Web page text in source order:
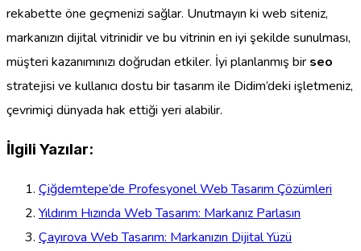
rekabette öne geçmenizi sağlar. Unutmayın ki web siteniz,
markanızın dijital vitrinidir ve bu vitrinin en iyi şekilde sunulması,
müşteri kazanımınızı doğrudan etkiler. İyi planlanmış bir seo
stratejisi ve kullanıcı dostu bir tasarım ile Didim’deki işletmeniz,
çevrimiçi dünyada hak ettiği yeri alabilir.
İlgili Yazılar:
Çiğdemtepe’de Profesyonel Web Tasarım Çözümleri
Yıldırım Hızında Web Tasarım: Markanız Parlasın
Çayırova Web Tasarım: Markanızın Dijital Yüzü